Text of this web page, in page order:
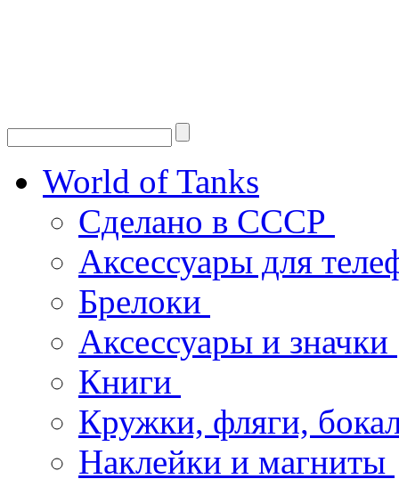
World of Tanks
Сделано в СССР
Аксессуары для
Брелоки
Аксессуары и значки
Книги
Кружки, фляги,
Наклейки и магниты